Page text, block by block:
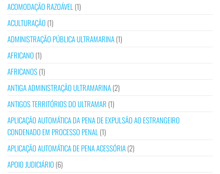
ACOMODAÇÃO RAZOÁVEL (1)
ACULTURAÇÃO (1)
ADMINISTRAÇÃO PÚBLICA ULTRAMARINA(1)
AFRICANO (1)
AFRICANOS(1)
ANTIGA ADMINISTRAÇÃO ULTRAMARINA(2)
ANTIGOS TERRITÓRIOS DO ULTRAMAR (1)
APLICAÇÃO AUTOMÁTICA DA PENA DE EXPULSÃO AO ESTRANGEIRO
CONDENADO EM PROCESSO PENAL (1)
APLICAÇÃO AUTOMÁTICA DE PENA ACESSÓRIA(2)
APOIO JUDICIÁRIO (6)